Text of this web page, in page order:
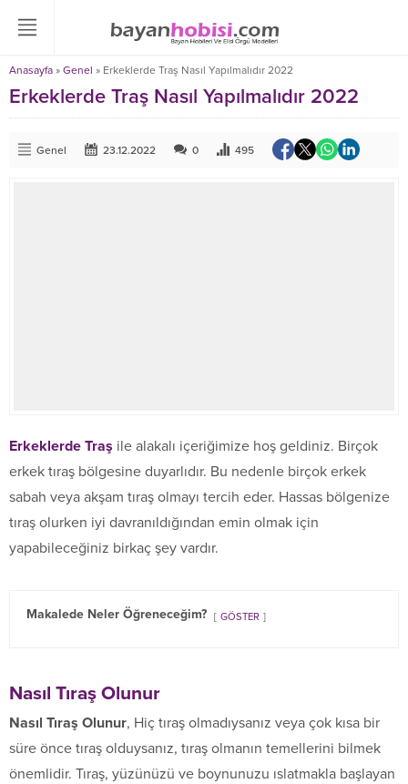
Anasayfa » Genel » Erkeklerde Traş Nasıl Yapılmalıdır 2022
Erkeklerde Traş Nasıl Yapılmalıdır 2022
Genel 23.12.2022 0 495
Erkeklerde Traş ile alakalı içeriğimize hoş geldiniz. Birçok
erkek tıraş bölgesine duyarlıdır. Bu nedenle birçok erkek
sabah veya akşam tıraş olmayı tercih eder. Hassas bölgenize
tıraş olurken iyi davranıldığından emin olmak için
yapabileceğiniz birkaç şey vardır.
Makalede Neler Öğreneceğim? GÖSTER
Nasıl Tıraş Olunur
Nasıl Tıraş Olunur, Hiç tıraş olmadıysanız veya çok kısa bir
süre önce tıraş olduysanız, tıraş olmanın temellerini bilmek
önemlidir. Tıraş, yüzünüzü ve boynunuzu ıslatmakla başlayan